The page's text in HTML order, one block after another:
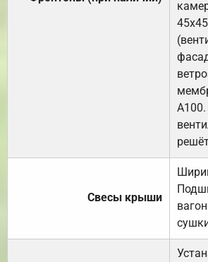
Свесы крыши